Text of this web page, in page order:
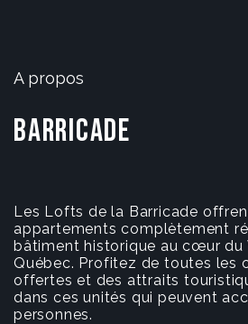
A propos
Barricade
Les Lofts de la Barricade
appartements complètement
bâtiment historique au cœur du
Québec. Profitez de toutes les
offertes et des attraits
dans ces unités qui peuvent
personnes.